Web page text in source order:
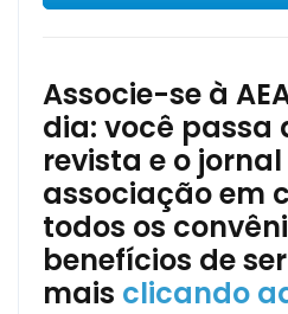
Associe-se à
dia: você passa
revista e o
associação em
todos os
benefícios de
mais clicando